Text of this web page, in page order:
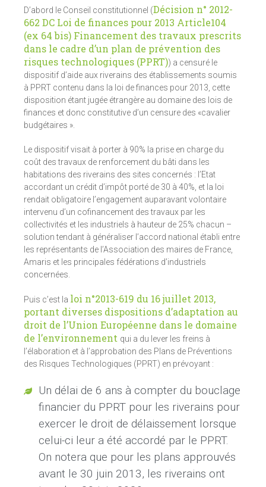
D’abord le Conseil constitutionnel (Décision n° 2012-
662 DC Loi de finances pour 2013 Article104
(ex 64 bis) Financement des travaux prescrits
dans le cadre d’un plan de prévention des
risques technologiques (PPRT)) a censuré le
dispositif d’aide aux riverains des établissements soumis
à PPRT contenu dans la loi de finances pour 2013, cette
disposition étant jugée étrangère au domaine des lois de
finances et donc constitutive d’un censure des «cavalier
budgétaires ».
Le dispositif visait à porter à 90% la prise en charge du
coût des travaux de renforcement du bâti dans les
habitations des riverains des sites concernés : l’Etat
accordant un crédit d’impôt porté de 30 à 40%, et la loi
rendait obligatoire l’engagement auparavant volontaire
intervenu d’un cofinancement des travaux par les
collectivités et les industriels à hauteur de 25% chacun –
solution tendant à généraliser l’accord national établi entre
les représentants de l’Association des maires de France,
Amaris et les principales fédérations d’industriels
concernées.
Puis c’est la loi n°2013-619 du 16 juillet 2013,
portant diverses dispositions d’adaptation au
droit de l’Union Européenne dans le domaine
de l’environnement qui a du lever les freins à
l’élaboration et à l’approbation des Plans de Préventions
des Risques Technologiques (PPRT) en prévoyant :
Un délai de 6 ans à compter du bouclage
financier du PPRT pour les riverains pour
exercer le droit de délaissement lorsque
celui-ci leur a été accordé par le PPRT.
On notera que pour les plans approuvés
avant le 30 juin 2013, les riverains ont